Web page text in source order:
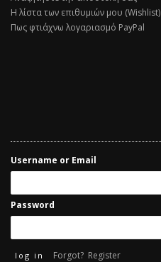
Η λίστα των επιθυμιών μου (Wishlist)
Πως φτιάχνω λογαριασμό PayPal
Username or Email
Password
Forgot? Register